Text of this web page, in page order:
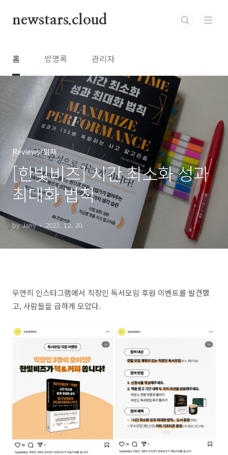
newstars.cloud
홈 방명록 관리자
Reviews/읽자
[한빛비즈] 시간 최소화 성과
최대화 법칙
by Jany 2023. 12. 20.
우연히 인스타그램에서 직장인 독서모임 후원 이벤트를 발견했
고, 사람들을 급하게 모았다.